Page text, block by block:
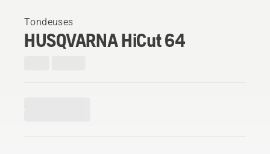
Tondeuses
HUSQVARNA HiCut 64